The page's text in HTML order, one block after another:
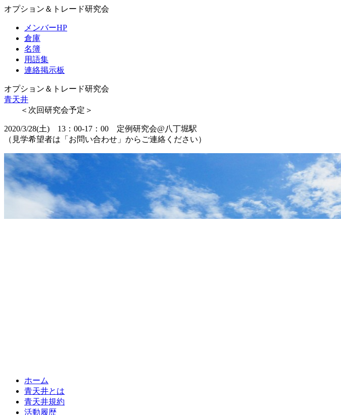
オプション＆トレード研究会
メンバーHP
倉庫
名簿
用語集
連絡掲示板
オプション＆トレード研究会
青天井
＜次回研究会予定＞
2020/3/28(土) 13：00-17：00 定例研究会@八丁堀駅
（見学希望者は「お問い合わせ」からご連絡ください）
ホーム
青天井とは
青天井規約
活動履歴